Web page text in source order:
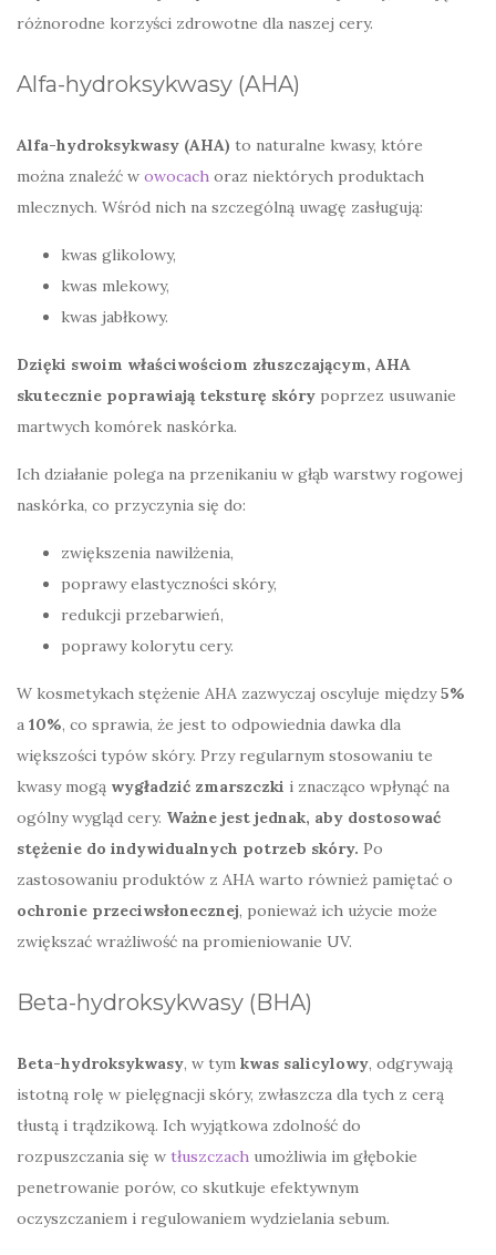
różnorodne korzyści zdrowotne dla naszej cery.
Alfa-hydroksykwasy (AHA)
Alfa-hydroksykwasy (AHA) to naturalne kwasy, które
można znaleźć w owocach oraz niektórych produktach
mlecznych. Wśród nich na szczególną uwagę zasługują:
kwas glikolowy,
kwas mlekowy,
kwas jabłkowy.
Dzięki swoim właściwościom złuszczającym, AHA
skutecznie poprawiają teksturę skóry poprzez usuwanie
martwych komórek naskórka.
Ich działanie polega na przenikaniu w głąb warstwy rogowej
naskórka, co przyczynia się do:
zwiększenia nawilżenia,
poprawy elastyczności skóry,
redukcji przebarwień,
poprawy kolorytu cery.
W kosmetykach stężenie AHA zazwyczaj oscyluje między5%
a 10%, co sprawia, że jest to odpowiednia dawka dla
większości typów skóry. Przy regularnym stosowaniu te
kwasy mogą wygładzić zmarszczki i znacząco wpłynąć na
ogólny wygląd cery. Ważne jest jednak, aby dostosować
stężenie do indywidualnych potrzeb skóry. Po
zastosowaniu produktów z AHA warto również pamiętać o
ochronie przeciwsłonecznej, ponieważ ich użycie może
zwiększać wrażliwość na promieniowanie UV.
Beta-hydroksykwasy (BHA)
Beta-hydroksykwasy, w tym kwas salicylowy, odgrywają
istotną rolę w pielęgnacji skóry, zwłaszcza dla tych z cerą
tłustą i trądzikową. Ich wyjątkowa zdolność do
rozpuszczania się w tłuszczach umożliwia im głębokie
penetrowanie porów, co skutkuje efektywnym
oczyszczaniem i regulowaniem wydzielania sebum.